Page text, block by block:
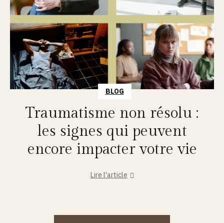
BLOG
Traumatisme non résolu :
les signes qui peuvent
encore impacter votre vie
Lire l'article